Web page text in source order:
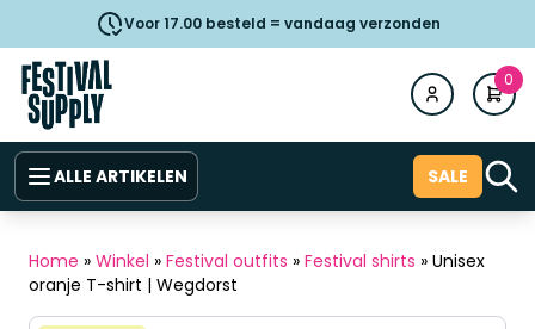
Voor 17.00 besteld = vandaag verzonden
0
ALLE ARTIKELEN SALE
Home » Winkel » Festival outfits » Festival shirts » Unisex
oranje T-shirt | Wegdorst